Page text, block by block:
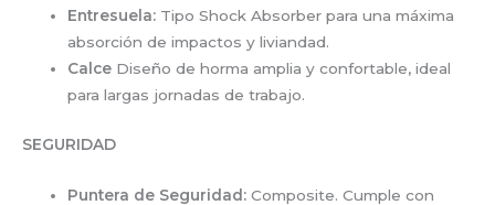
Entresuela: Tipo Shock Absorber para una máxima
absorción de impactos y liviandad.
Calce Diseño de horma amplia y confortable, ideal
para largas jornadas de trabajo.
SEGURIDAD
Puntera de Seguridad: Composite. Cumple con